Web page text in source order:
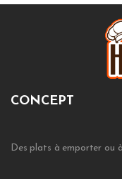
CONCEPT
Des plats à emporter ou